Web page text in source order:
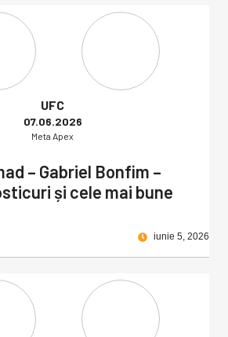
UFC
07.06.2026
Meta Apex
– Gabriel Bonfim –
și cele mai bune
iunie 5, 2026